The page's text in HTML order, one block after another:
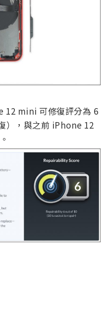
12 mini 可修復評分為 6
），與之前 iPhone 12